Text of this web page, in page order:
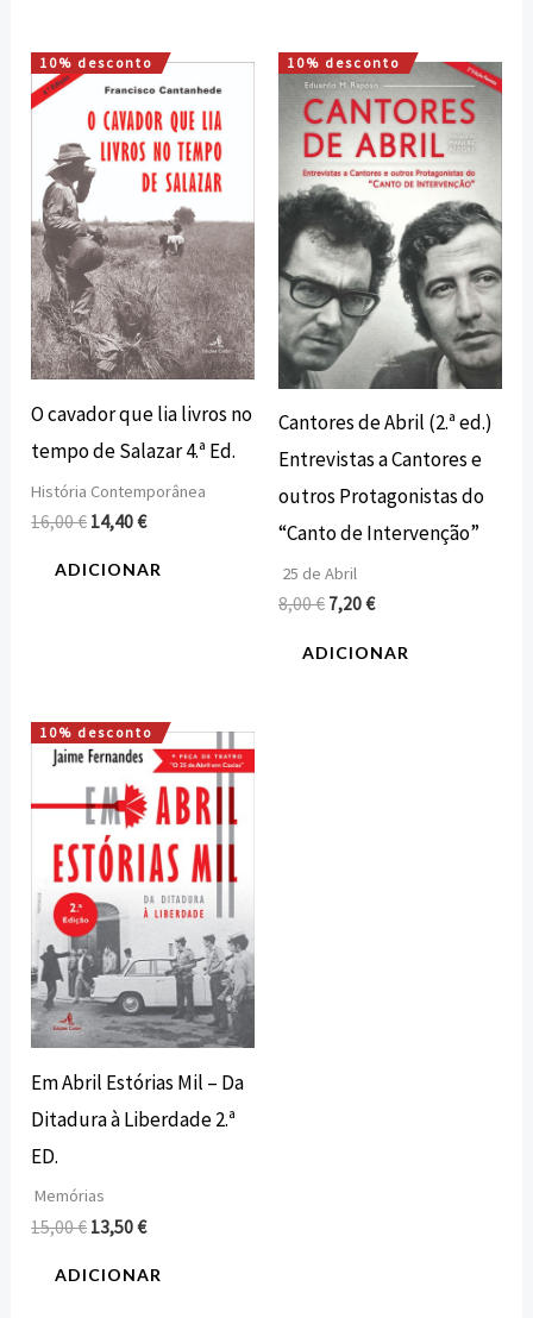
10% desconto
O cavador que lia livros no
tempo de Salazar 4.ª Ed.
História Contemporânea
16,00€
O
preço
original
era:
16,00 €.
14,40€
O
preço
atual
é:
14,40 €.
ADICIONAR
10% desconto
Cantores de Abril (2.ª ed.)
Entrevistas a Cantores e
outros Protagonistas do
“Canto de Intervenção”
25 de Abril
8,00€
O
preço
original
era:
8,00 €.
7,20€
O
preço
atual
é:
7,20 €.
ADICIONAR
10% desconto
Em Abril Estórias Mil – Da
Ditadura à Liberdade 2.ª
ED.
Memórias
15,00€
O
preço
original
era:
15,00 €.
13,50€
O
preço
atual
é:
13,50 €.
ADICIONAR